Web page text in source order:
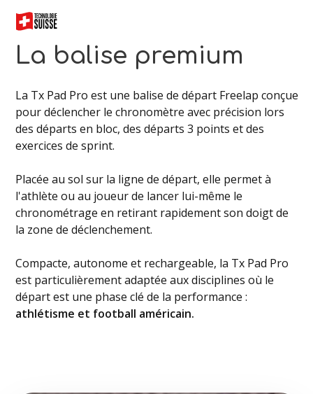
La balise premium
La Tx Pad Pro est une balise de départ Freelap conçue
pour déclencher le chronomètre avec précision lors
des départs en bloc, des départs 3 points et des
exercices de sprint.
Placée au sol sur la ligne de départ, elle permet à
l'athlète ou au joueur de lancer lui-même le
chronométrage en retirant rapidement son doigt de
la zone de déclenchement.
Compacte, autonome et rechargeable, la Tx Pad Pro
est particulièrement adaptée aux disciplines où le
départ est une phase clé de la performance :
athlétisme et football américain.